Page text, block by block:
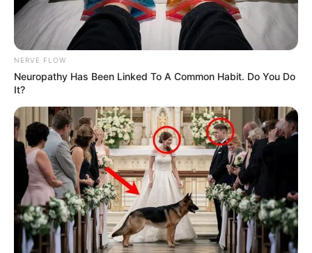
NERVE FLOW
Neuropathy Has Been Linked To A Common Habit. Do You Do
It?